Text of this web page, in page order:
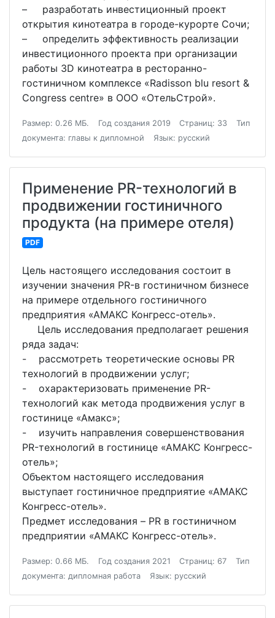
– разработать инвестиционный проект
открытия кинотеатра в городе-курорте Сочи;
– определить эффективность реализации
инвестиционного проекта при организации
работы 3D кинотеатра в ресторанно-
гостиничном комплексе «Radisson blu resort &
Congress centre» в ООО «ОтельСтрой».
Размер: 0.26 МБ. Год создания 2019 Страниц: 33
Тип
документа: главы к дипломной
Язык: русский
Применение PR-технологий в
продвижении гостиничного
продукта (на примере отеля)
PDF
Цель настоящего исследования состоит в
изучении значения РR-в гостиничном бизнесе
на примере отдельного гостиничного
предприятия «АМАКС Конгресс-отель».
Цель исследования предполагает решения
ряда задач:
- рассмотреть теоретические основы PR
технологий в продвижении услуг;
- охарактеризовать применение РR-
технологий как метода продвижения услуг в
гостинице «Амакс»;
- изучить направления совершенствования
РR-технологий в гостинице «АМАКС Конгресс-
отель»;
Объектом настоящего исследования
выступает гостиничное предприятие «АМАКС
Конгресс-отель».
Предмет исследования – PR в гостиничном
предприятии «АМАКС Конгресс-отель».
Размер: 0.66 МБ. Год создания 2021 Страниц: 67
Тип
документа: дипломная работа
Язык: русский